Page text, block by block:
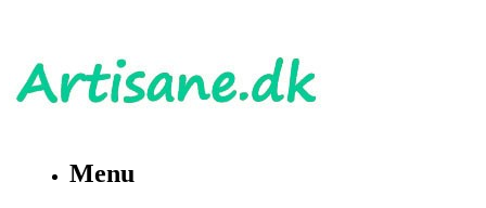
Menu